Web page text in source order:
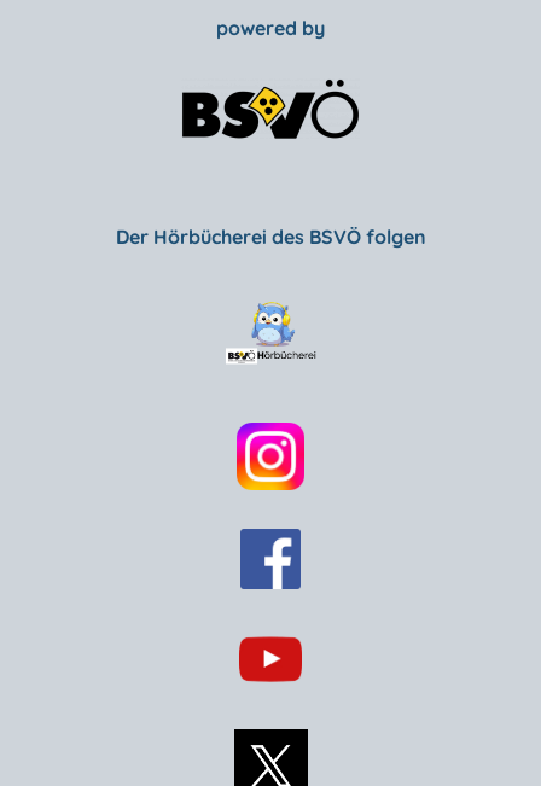
powered by
Der Hörbücherei des BSVÖ folgen